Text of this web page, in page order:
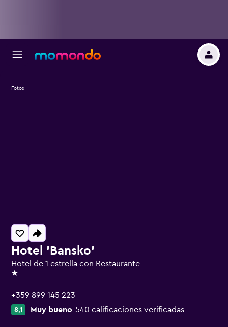
Hotel 'Bansko'
Hotel de 1 estrella con Restaurante
1 estrella
+359 899 145 223
8,1 Muy bueno 540 calificaciones verificadas
Fotos